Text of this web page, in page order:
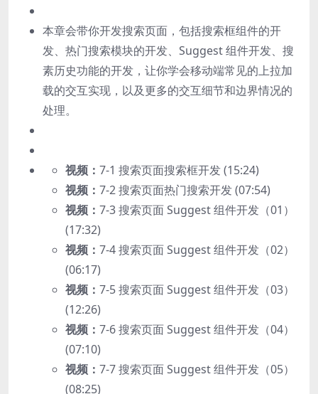
本章会带你开发搜索页面，包括搜索框组件的开
发、热门搜索模块的开发、Suggest 组件开发、搜
素历史功能的开发，让你学会移动端常见的上拉加
载的交互实现，以及更多的交互细节和边界情况的
处理。
视频： 7-1 搜索页面搜索框开发 (15:24)
视频： 7-2 搜索页面热门搜索开发 (07:54)
视频： 7-3 搜索页面 Suggest 组件开发（01）
(17:32)
视频： 7-4 搜索页面 Suggest 组件开发（02）
(06:17)
视频： 7-5 搜索页面 Suggest 组件开发（03）
(12:26)
视频： 7-6 搜索页面 Suggest 组件开发（04）
(07:10)
视频： 7-7 搜索页面 Suggest 组件开发（05）
(08:25)